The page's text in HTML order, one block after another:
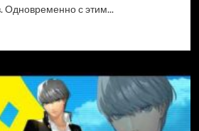
Одновременно с этим...